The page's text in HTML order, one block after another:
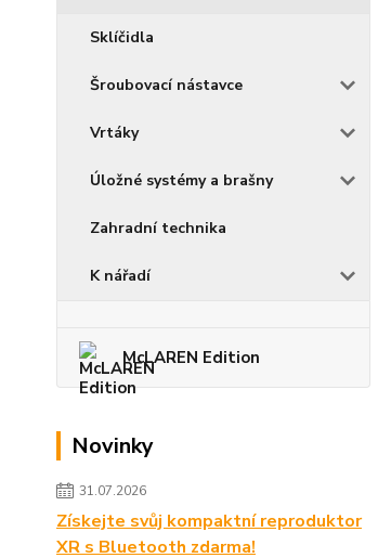
Sklíčidla
Šroubovací nástavce
Vrtáky
Úložné systémy a brašny
Zahradní technika
K nářadí
McLAREN Edition
Novinky
31.07.2026
Získejte svůj kompaktní reproduktor
XR s Bluetooth zdarma!